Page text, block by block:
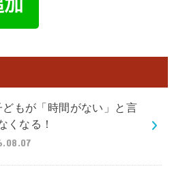
どもが「時間がない」と言
くなる！